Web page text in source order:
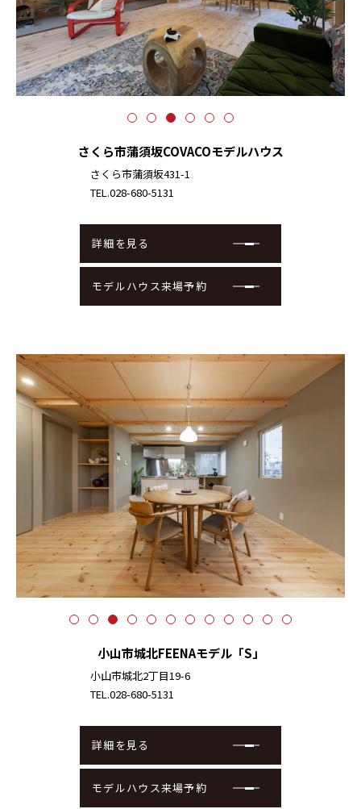
さくら市蒲須坂COVACOモデルハウス
さくら市蒲須坂431-1
TEL.028-680-5131
詳細を見る
モデルハウス来場予約
小山市城北FEENAモデル「S」
小山市城北2丁目19-6
TEL.028-680-5131
詳細を見る
モデルハウス来場予約